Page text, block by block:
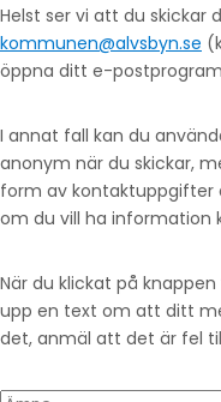
Helst ser vi att du skickar
kommunen@alvsbyn.se
öppna ditt e-
I annat fall kan du
anonym när du skickar,
form av kontaktuppgifter
om du vill ha information
När du klickat på
upp en text om att ditt
det, anmäl att det är fel
Ämne